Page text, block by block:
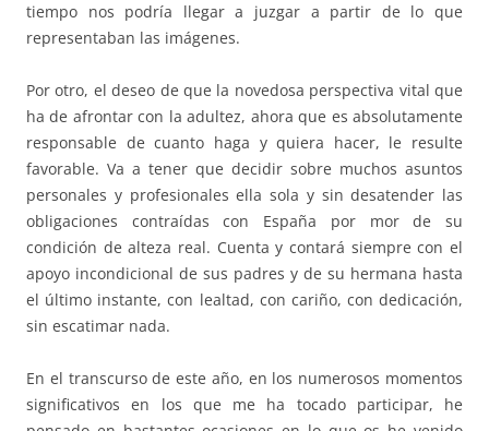
tiempo nos podría llegar a juzgar a partir de lo que
representaban las imágenes.
Por otro, el deseo de que la novedosa perspectiva vital que
ha de afrontar con la adultez, ahora que es absolutamente
responsable de cuanto haga y quiera hacer, le resulte
favorable. Va a tener que decidir sobre muchos asuntos
personales y profesionales ella sola y sin desatender las
obligaciones contraídas con España por mor de su
condición de alteza real. Cuenta y contará siempre con el
apoyo incondicional de sus padres y de su hermana hasta
el último instante, con lealtad, con cariño, con dedicación,
sin escatimar nada.
En el transcurso de este año, en los numerosos momentos
significativos en los que me ha tocado participar, he